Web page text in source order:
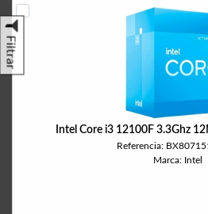
Filtrar
Intel Core i3 12100F 3.3Ghz
Referencia:
Marca: Intel